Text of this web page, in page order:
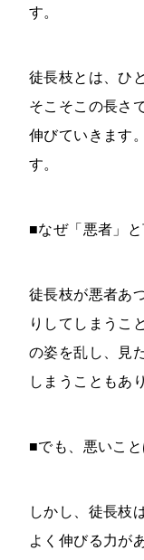
す。
徒長枝とは、ひ
そこそこの長さ
伸びていきます
す。
■なぜ「悪者」
徒長枝が悪者あ
りしてしまうこ
の姿を乱し、見
しまうこともあ
■でも、悪いこ
しかし、徒長枝
よく伸びる力が